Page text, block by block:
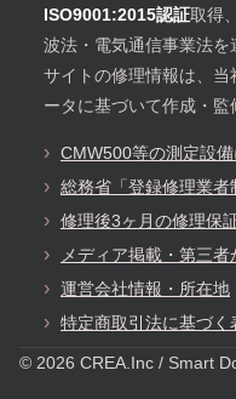
ISO9001:2015認証取得、
波法・電気通信事業法
サイトの修理情報は、
ータに基づいて作成・監
CMW500等の測定設
総務省「登録修理業者
修理後3ヶ月の修理保
メディア掲載・第三者
運営会社情報・所在地
特定商取引法に基づく
© 2026 CREA.Inc / Smart